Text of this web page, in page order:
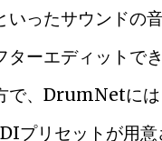
いったサウンドの
ターエディットで
で、DrumNetには
プリセットが用意